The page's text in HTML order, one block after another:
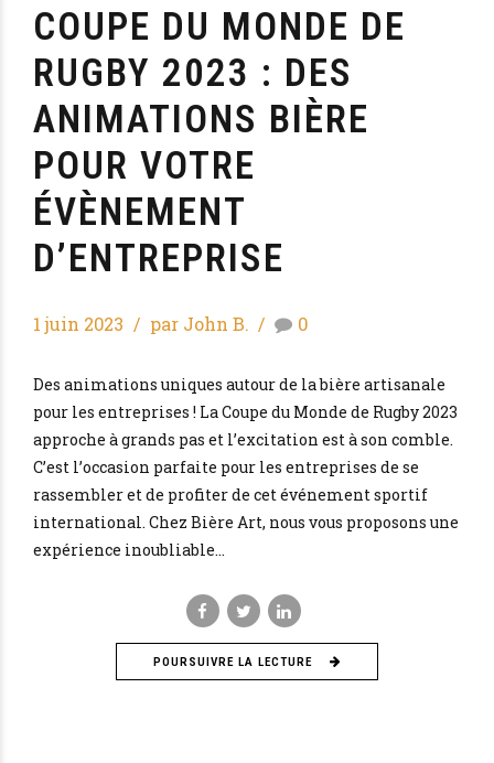
COUPE DU MONDE DE
RUGBY 2023 : DES
ANIMATIONS BIÈRE
POUR VOTRE
ÉVÈNEMENT
D’ENTREPRISE
1 juin 2023 par John B. 0
Des animations uniques autour de la bière artisanale
pour les entreprises ! La Coupe du Monde de Rugby 2023
approche à grands pas et l’excitation est à son comble.
C’est l’occasion parfaite pour les entreprises de se
rassembler et de profiter de cet événement sportif
international. Chez Bière Art, nous vous proposons une
expérience inoubliable...
POURSUIVRE LA LECTURE